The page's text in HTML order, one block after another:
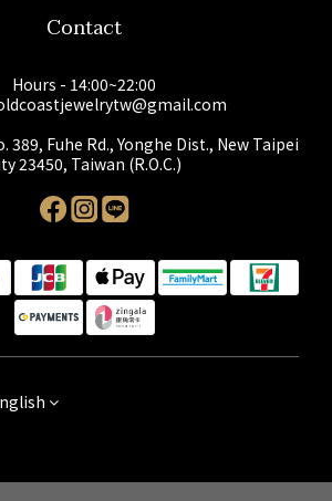
Contact
Hours - 14:00~22:00
389, Fuhe Rd., Yonghe Dist., New Taipei
23450, Taiwan (R.O.C.)